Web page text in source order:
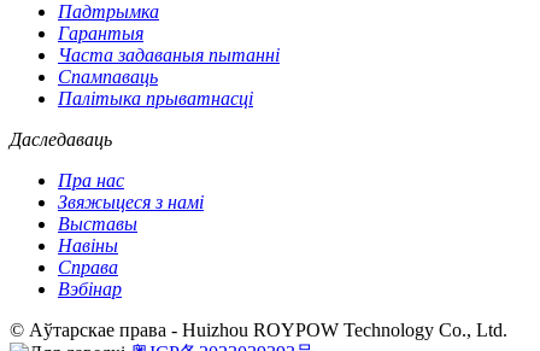
Падтрымка
Гарантыя
Часта задаваныя пытанні
Спампаваць
Палітыка прыватнасці
Даследаваць
Пра нас
Звяжыцеся з намі
Выставы
Навіны
Справа
Вэбінар
© Аўтарскае права - Huizhou ROYPOW Technology Co., Ltd.